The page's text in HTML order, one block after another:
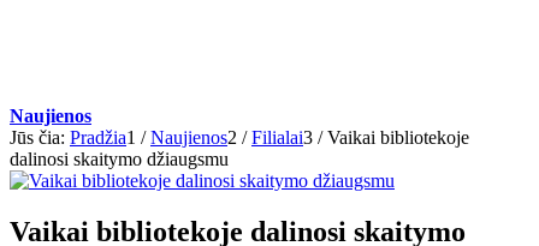
Naujienos
Jūs čia: Pradžia1 / Naujienos2 / Filialai3 / Vaikai bibliotekoje
dalinosi skaitymo džiaugsmu
Vaikai bibliotekoje dalinosi skaitymo